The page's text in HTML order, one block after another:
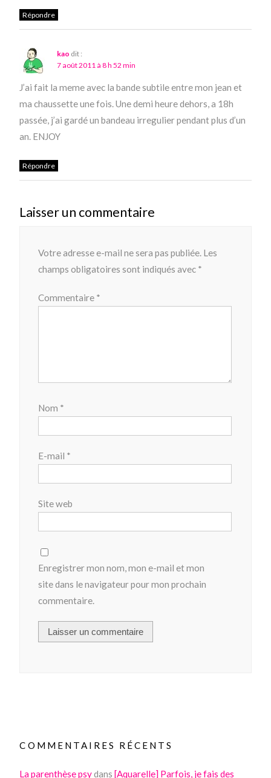
Répondre
kao dit :
7 août 2011 à 8 h 52 min
J’ai fait la meme avec la bande subtile entre mon jean et
ma chaussette une fois. Une demi heure dehors, a 18h
passée, j’ai gardé un bandeau irregulier pendant plus d’un
an. ENJOY
Répondre
Laisser un commentaire
Votre adresse e-mail ne sera pas publiée. Les
champs obligatoires sont indiqués avec *
Commentaire *
Nom *
E-mail *
Site web
Enregistrer mon nom, mon e-mail et mon
site dans le navigateur pour mon prochain
commentaire.
COMMENTAIRES RÉCENTS
La parenthèse psydans[Aquarelle] Parfois, je fais des